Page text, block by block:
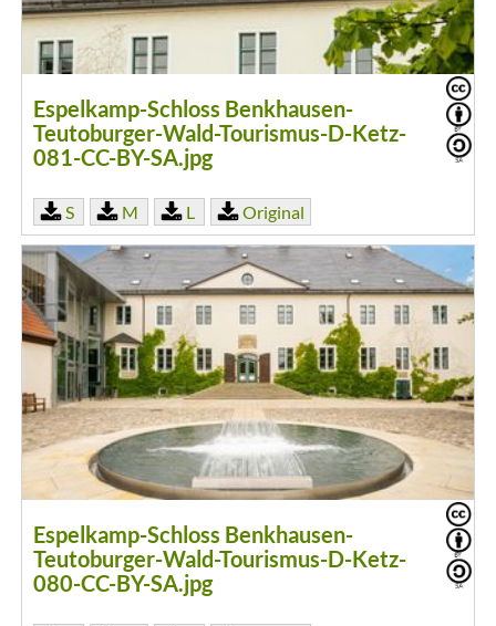
Espelkamp-Schloss Benkhausen-
Teutoburger-Wald-Tourismus-D-Ketz-
081-CC-BY-SA.jpg
S M L Original
Espelkamp-Schloss Benkhausen-
Teutoburger-Wald-Tourismus-D-Ketz-
080-CC-BY-SA.jpg